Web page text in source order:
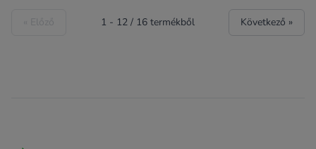
1 - 12/ 16termékből Következő »